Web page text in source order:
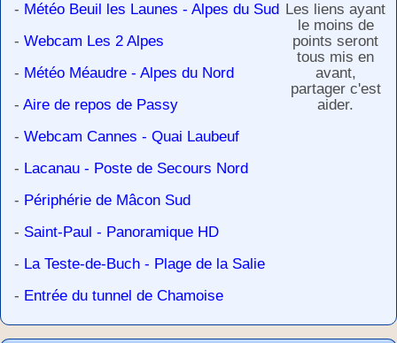
- Météo Beuil les Launes - Alpes du Sud
- Webcam Les 2 Alpes
- Météo Méaudre - Alpes du Nord
- Aire de repos de Passy
- Webcam Cannes - Quai Laubeuf
- Lacanau - Poste de Secours Nord
- Périphérie de Mâcon Sud
- Saint-Paul - Panoramique HD
- La Teste-de-Buch - Plage de la Salie
- Entrée du tunnel de Chamoise
Les liens ayant
le moins de
points seront
tous mis en
avant,
partager c'est
aider.